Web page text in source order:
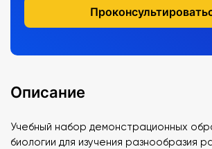
Описание
Учебный набор демонстрационных
биологии для изучения разнообразия